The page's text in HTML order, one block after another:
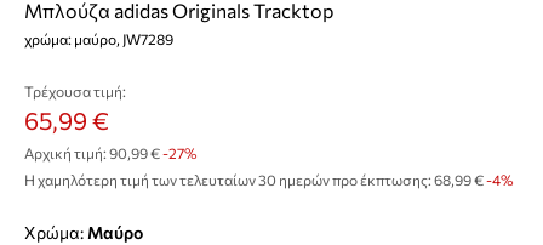
Μπλούζα adidas Originals Tracktop
χρώμα: μαύρο, JW7289
Τρέχουσα τιμή:
65,99 €
Αρχική τιμή: 90,99 €-27%
Η χαμηλότερη τιμή των τελευταίων 30 ημερών προ έκπτωσης: 68,99 € -4%
Χρώμα: μαύρο